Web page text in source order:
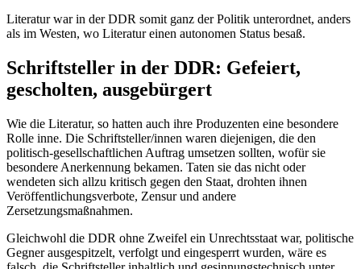
Literatur war in der DDR somit ganz der Politik unterordnet, anders
als im Westen, wo Literatur einen autonomen Status besaß.
Schriftsteller in der DDR: Gefeiert,
gescholten, ausgebürgert
Wie die Literatur, so hatten auch ihre Produzenten eine besondere
Rolle inne. Die Schriftsteller/innen waren diejenigen, die den
politisch-gesellschaftlichen Auftrag umsetzen sollten, wofür sie
besondere Anerkennung bekamen. Taten sie das nicht oder
wendeten sich allzu kritisch gegen den Staat, drohten ihnen
Veröffentlichungsverbote, Zensur und andere
Zersetzungsmaßnahmen.
Gleichwohl die DDR ohne Zweifel ein Unrechtsstaat war, politische
Gegner ausgespitzelt, verfolgt und eingesperrt wurden, wäre es